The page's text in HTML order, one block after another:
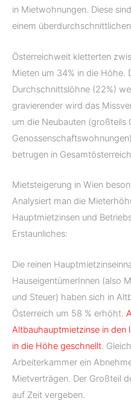
in Mietwohnungen. Diese
einem
Österreichweit kletterten
Mieten um 34% in die Höhe.
Durchschnittslöhne (22%)
gravierender wird das
um die Neubauten (großteils
betrugen in
Mietsteigerung in Wien
Analysiert man die
Hauptmietzinsen und
Erstaunliches:
Die reinen
HauseigentümerInnen (also
und Steuer) haben sich in
Österreich um 58 % erhöht.
Altbauhauptmietzinse in den
in die Höhe geschnellt .
Arbeiterkammer ein
Mietverträgen. Der Großteil
auf Zeit vergeben.